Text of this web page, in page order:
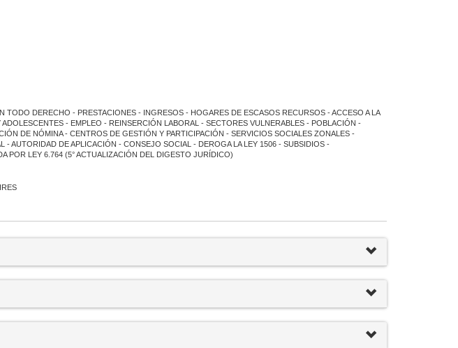
TODO DERECHO - PRESTACIONES - INGRESOS - HOGARES DE ESCASOS RECURSOS - ACCESO A LA
- EMPLEO - REINSERCIÓN LABORAL - SECTORES VULNERABLES - POBLACIÓN -
DE NÓMINA - CENTROS DE GESTIÓN Y PARTICIPACIÓN - SERVICIOS SOCIALES ZONALES -
- AUTORIDAD DE APLICACIÓN - CONSEJO SOCIAL - DEROGA LA LEY 1506 - SUBSIDIOS -
POR LEY 6.764 (5° ACTUALIZACIÓN DEL DIGESTO JURÍDICO)